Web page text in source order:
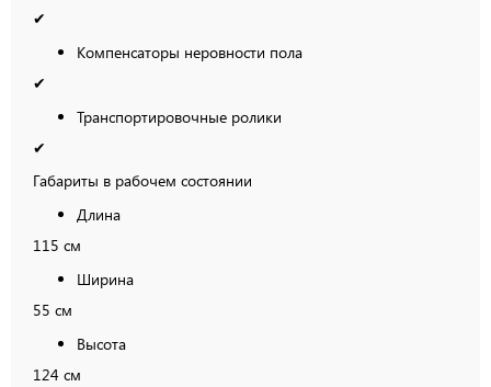
✔
Компенсаторы неровности пола
✔
Транспортировочные ролики
✔
Габариты в рабочем состоянии
Длина
115 см
Ширина
55 см
Высота
124 см